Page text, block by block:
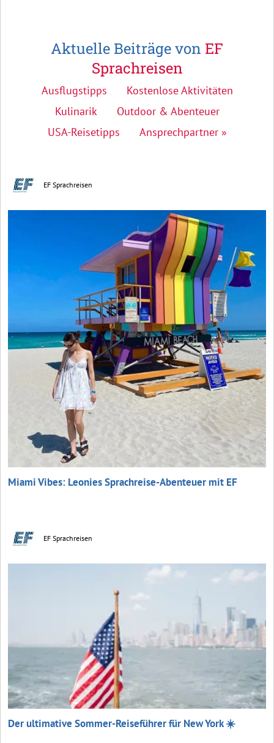
Aktuelle Beiträge von EF
Sprachreisen
Ausflugstipps
Kostenlose Aktivitäten
Kulinarik
Outdoor & Abenteuer
USA-Reisetipps
Ansprechpartner »
EF Sprachreisen
Miami Vibes: Leonies Sprachreise-Abenteuer mit EF
EF Sprachreisen
Der ultimative Sommer-Reiseführer für New York ☀️